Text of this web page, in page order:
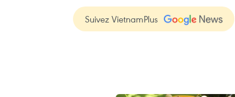
Suivez VietnamPlus